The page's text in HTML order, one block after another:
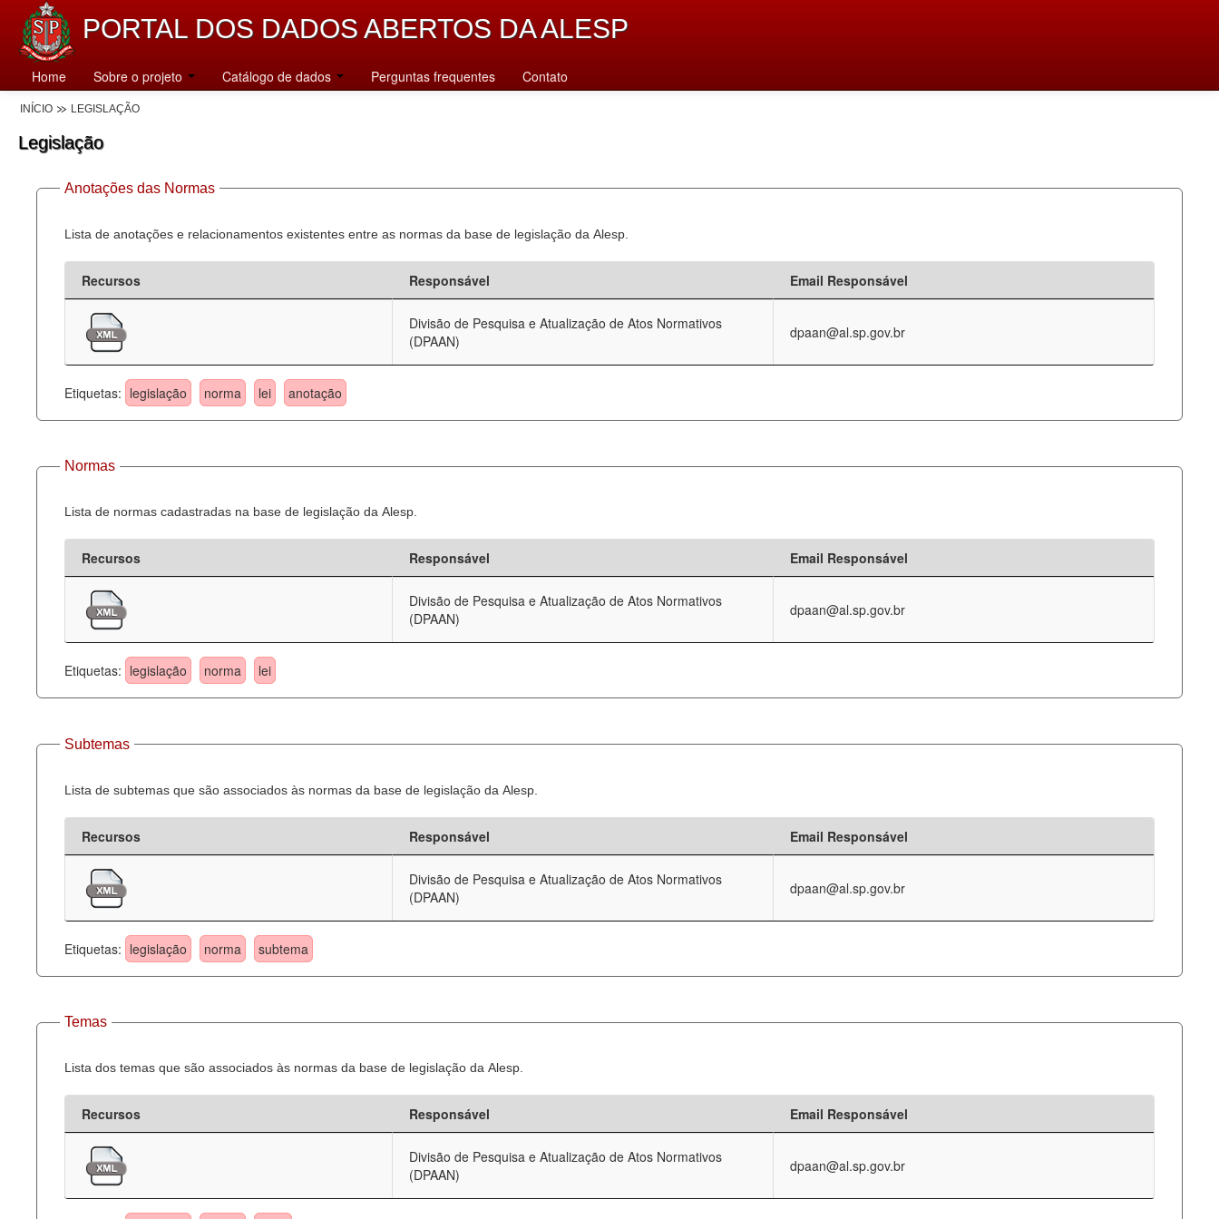
PORTAL DOS DADOS ABERTOS DA ALESP
Home Sobre o projeto Catálogo de dados Perguntas frequentes Contato
INÍCIO LEGISLAÇÃO
Legislação
Anotações das Normas
Lista de anotações e relacionamentos existentes entre as normas da base de legislação da Alesp.
Recursos Responsável Email Responsável
Divisão de Pesquisa e Atualização de Atos Normativos
(DPAAN)
dpaan@al.sp.gov.br
Etiquetas: legislação norma lei anotação
Normas
Lista de normas cadastradas na base de legislação da Alesp.
Recursos Responsável Email Responsável
Divisão de Pesquisa e Atualização de Atos Normativos
(DPAAN)
dpaan@al.sp.gov.br
Etiquetas: legislação norma lei
Subtemas
Lista de subtemas que são associados às normas da base de legislação da Alesp.
Recursos Responsável Email Responsável
Divisão de Pesquisa e Atualização de Atos Normativos
(DPAAN)
dpaan@al.sp.gov.br
Etiquetas: legislação norma subtema
Temas
Lista dos temas que são associados às normas da base de legislação da Alesp.
Recursos Responsável Email Responsável
Divisão de Pesquisa e Atualização de Atos Normativos
(DPAAN)
dpaan@al.sp.gov.br